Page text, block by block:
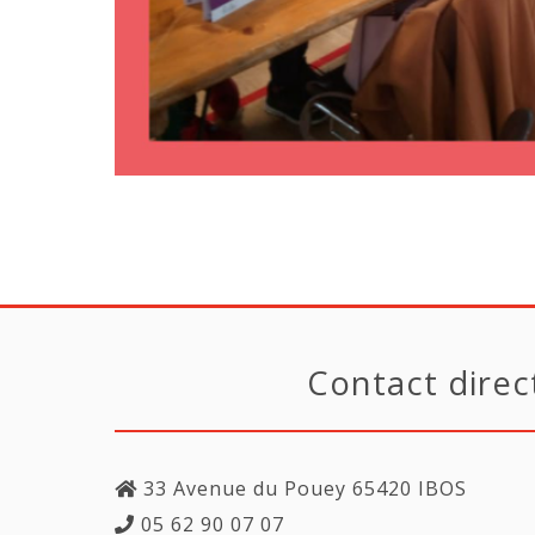
Contact
33 Avenue du Pouey 65420 IBOS
05 62 90 07 07